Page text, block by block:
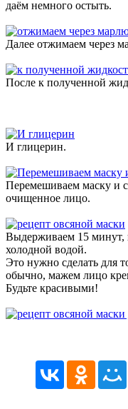
даём немного остыть.
Далее отжимаем через
После к полученной
И глицерин.
Перемешиваем маску и
очищенное лицо.
Выдерживаем 15 минут,
холодной водой.
Это нужно сделать для
обычно, мажем лицо
Будьте красивыми!